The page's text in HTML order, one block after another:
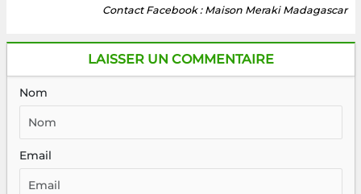
Contact Facebook : Maison Meraki Madagascar
LAISSER UN COMMENTAIRE
Nom
Email